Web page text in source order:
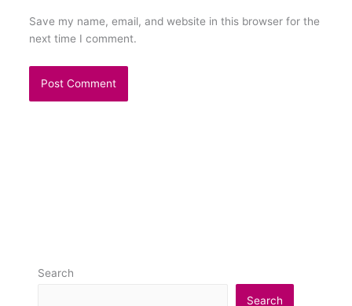
Save my name, email, and website in this browser for the
next time I comment.
Search
Search